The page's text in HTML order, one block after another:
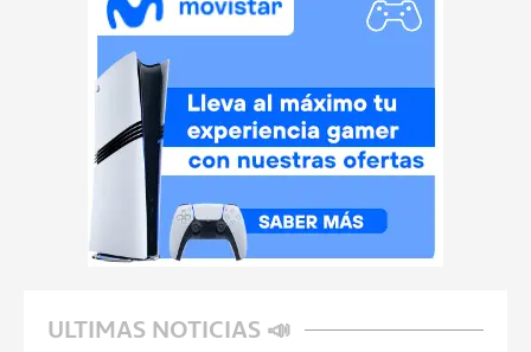
ULTIMAS NOTICIAS 📣